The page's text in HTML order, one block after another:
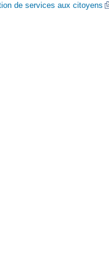
de services aux citoyens